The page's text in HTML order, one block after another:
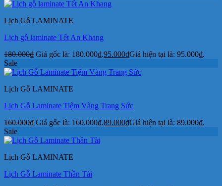
Lịch Gỗ LAMINATE
Lịch gỗ laminate Tết An Khang
180.000₫ Giá gốc là: 180.000₫.95.000₫Giá hiện tại là: 95.000₫.
Sale
Lịch Gỗ LAMINATE
Lịch Gỗ Laminate Tiệm Vàng Trang Sức
160.000₫ Giá gốc là: 160.000₫.89.000₫Giá hiện tại là: 89.000₫.
Sale
Lịch Gỗ LAMINATE
Lịch Gỗ Laminate Thần Tài